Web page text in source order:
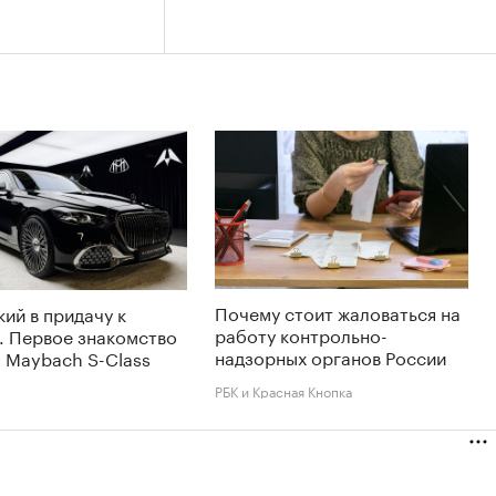
в придачу к
знакомство
S-Class
Почему стоит жаловаться на
работу контрольно-
надзорных органов России
РБК и Красная Кнопка